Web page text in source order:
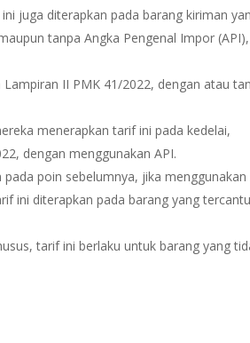
juga diterapkan pada barang kiriman
tanpa Angka Pengenal Impor (API),
II PMK 41/2022, dengan atau
menerapkan tarif ini pada kedelai,
dengan menggunakan API.
poin sebelumnya, jika menggunakan
ini diterapkan pada barang yang
tarif ini berlaku untuk barang yang